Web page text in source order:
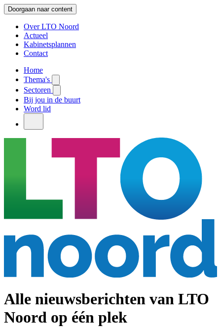
Doorgaan naar content
Over LTO Noord
Actueel
Kabinetsplannen
Contact
Home
Thema's
Sectoren
Bij jou in de buurt
Word lid
Alle nieuwsberichten van LTO
Noord op één plek